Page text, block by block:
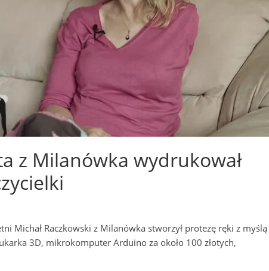
z Milanówka wydrukował
Michał Raczkowski z Milanówka stworzył protezę ręki z myślą
3D, mikrokomputer Arduino za około 100 złotych,